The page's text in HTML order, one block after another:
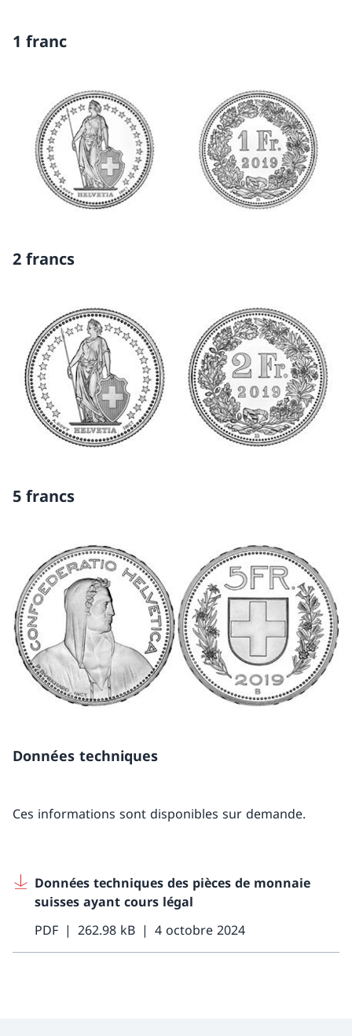
1 franc
2 francs
5 francs
Données techniques
Ces informations sont disponibles sur demande.
Données techniques des pièces de monnaie
suisses ayant cours légal
PDF
262.98 kB 4 octobre 2024